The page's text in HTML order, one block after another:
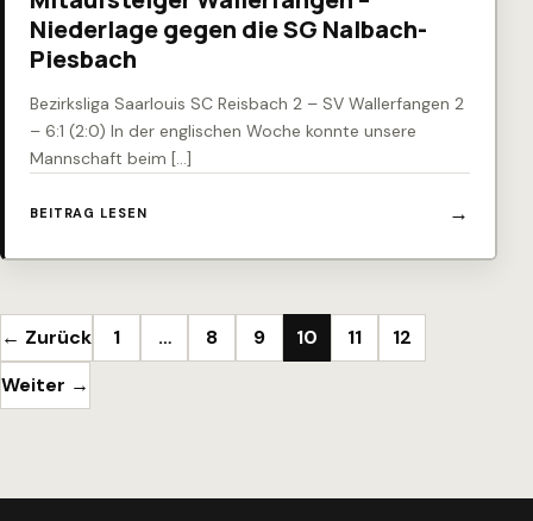
Niederlage gegen die SG Nalbach-
Piesbach
Bezirksliga Saarlouis SC Reisbach 2 – SV Wallerfangen 2
– 6:1 (2:0) In der englischen Woche konnte unsere
Mannschaft beim […]
BEITRAG LESEN
Seitennummerierung der Beiträge
← Zurück 1 … 8 9 10 11
12
Weiter →